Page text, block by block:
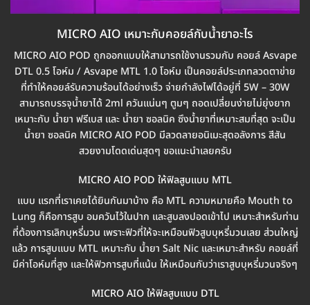
MICRO AIO เหมาะกับคอยล์กับน้ำยาอะไร
MICRO AIO POD ถูกออกแบบให้สามารถใช้งานรวมกับ คอยล์ Asvape
DTL 0.5 โอห์ม / Asvape MTL 1.0 โอห์ม เป็นคอยล์ประเภทลวดตาข่าย
ที่ทำให้คอยล์รับความร้อนได้อย่างเร็ว จ่ายกำลังไฟได้อยู่ที่ 5W – 30W
สามารถบรรจุน้ำยาได้ 2ml ควันแน่นๆ ตูมๆ ถอดเปลี่ยนง่ายไม่ยุ่งยาก
เหมาะกับ น้ำยา ฟรีเบส และ น้ำยา ซอลนิค ซึงน้ำยาที่เหมาะสมที่สุด จะเป็น
น้ำยา ซอลนิค MICRO AIO POD มีลวดลายอนิเมะสุดอลังการ สีสัน
สวยงามโดดเด่นสุดๆ ขอแนะนำเลยครับ
MICRO AIO POD ให้ฟิลสูบแบบ MTL
แบบ แรกที่เราเคยได้ยินกันมาบ้าง คือ MTL ความหมายคือ Mouth to
Lung ก็คือการสูบ อมควันไว้ในปาก และสูบลงปอดเข้าไป เหมาะสำหรับท่าน
ที่ต้องการเลิกบุหรี่มวน เพราะฟิวที่ให้จะเหมือนฟิวสูบบุหรี่มวนเลย ส่วนใหญ่
แล้ว การสูบแบบ MTL เหมาะกับ น้ำยา Salt Nic และเหมาะสำหรับ คอยล์ที่
มีค่าโอห์มที่สูง และให้ฟิวการสูบที่แน้น ให้เหมือนกับว่าเราสูบบุหรี่มวนจริงๆ
MICRO AIO ให้ฟิลสูบแบบ DTL